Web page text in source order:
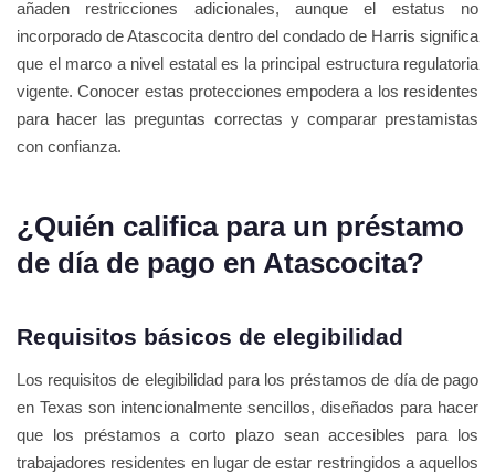
añaden restricciones adicionales, aunque el estatus no
incorporado de Atascocita dentro del condado de Harris significa
que el marco a nivel estatal es la principal estructura regulatoria
vigente. Conocer estas protecciones empodera a los residentes
para hacer las preguntas correctas y comparar prestamistas
con confianza.
¿Quién califica para un préstamo
de día de pago en Atascocita?
Requisitos básicos de elegibilidad
Los requisitos de elegibilidad para los préstamos de día de pago
en Texas son intencionalmente sencillos, diseñados para hacer
que los préstamos a corto plazo sean accesibles para los
trabajadores residentes en lugar de estar restringidos a aquellos